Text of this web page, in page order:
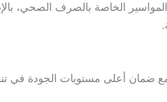
الخاصة بالصرف الصحي،
ضمان أعلى مستويات الجودة في